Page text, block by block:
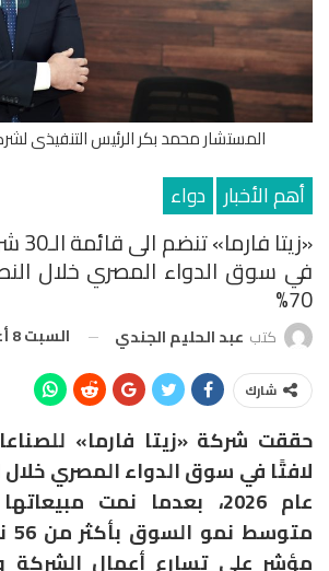
المستشار محمد بكر الرئيس التنفيذى
أهم الأخبار دواء
في سوق الدواء المصري خلال
70%
كتب عبد الحليم الجندي السبت 8 أغسطس, 2026 4:21 م
شارك
حققت شركة «زيتا فارما»
لافتًا في سوق الدواء المصري
عام 2026، بعدما نمت
مؤشر على تسارع أعمال